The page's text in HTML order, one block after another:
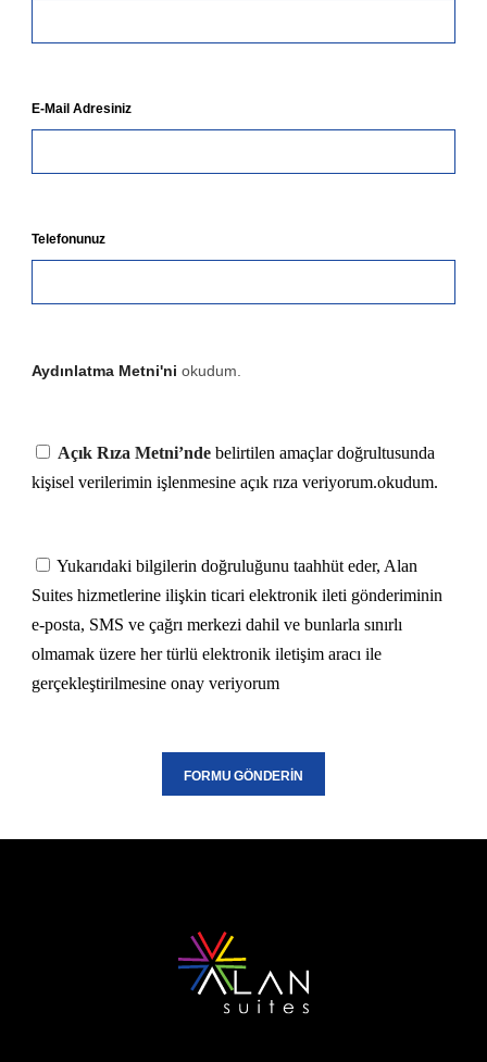
E-Mail Adresiniz
Telefonunuz
Aydınlatma Metni'ni okudum.
Açık Rıza Metni’nde belirtilen amaçlar doğrultusunda
kişisel verilerimin işlenmesine açık rıza veriyorum.okudum.
Yukarıdaki bilgilerin doğruluğunu taahhüt eder, Alan
Suites hizmetlerine ilişkin ticari elektronik ileti gönderiminin
e-posta, SMS ve çağrı merkezi dahil ve bunlarla sınırlı
olmamak üzere her türlü elektronik iletişim aracı ile
gerçekleştirilmesine onay veriyorum
FORMU GÖNDERİN